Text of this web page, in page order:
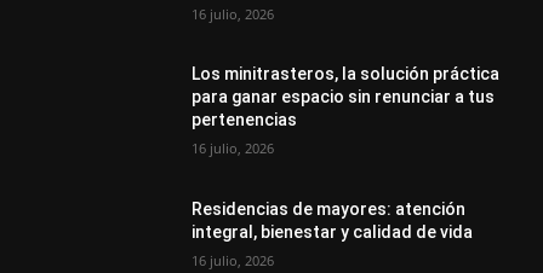
16 julio, 2026
Los minitrasteros, la solución práctica
para ganar espacio sin renunciar a tus
pertenencias
16 julio, 2026
Residencias de mayores: atención
integral, bienestar y calidad de vida
16 julio, 2026